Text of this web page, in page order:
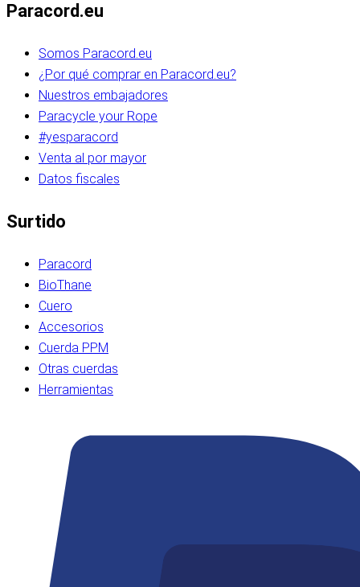
Paracord.eu
Somos Paracord.eu
¿Por qué comprar en Paracord.eu?
Nuestros embajadores
Paracycle your Rope
#yesparacord
Venta al por mayor
Datos fiscales
Surtido
Paracord
BioThane
Cuero
Accesorios
Cuerda PPM
Otras cuerdas
Herramientas